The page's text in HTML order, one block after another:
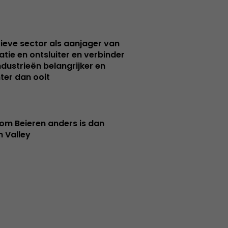
sector als aanjager van
en ontsluiter en verbinder
belangrijker en
dan ooit
Beieren anders is dan
Valley